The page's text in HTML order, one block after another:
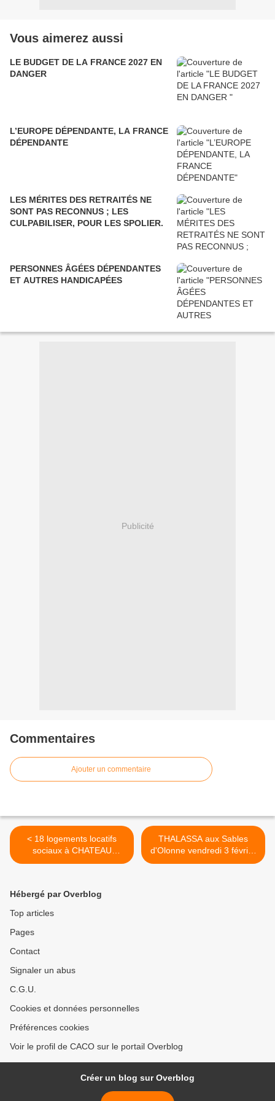
Vous aimerez aussi
LE BUDGET DE LA FRANCE 2027 EN
DANGER
L’EUROPE DÉPENDANTE, LA FRANCE
DÉPENDANTE
LES MÉRITES DES RETRAITÉS NE
SONT PAS RECONNUS ; LES
CULPABILISER, POUR LES SPOLIER.
PERSONNES ÂGÉES DÉPENDANTES
ET AUTRES HANDICAPÉES
Publicité
Commentaires
Ajouter un commentaire
< 18 logements locatifs
sociaux à CHATEAU
d'OLONNE
THALASSA aux Sables
d'Olonne vendredi 3 février
2012 >
Hébergé par Overblog
Top articles
Pages
Contact
Signaler un abus
C.G.U.
Cookies et données personnelles
Préférences cookies
Voir le profil de CACO sur le portail Overblog
Créer un blog sur Overblog